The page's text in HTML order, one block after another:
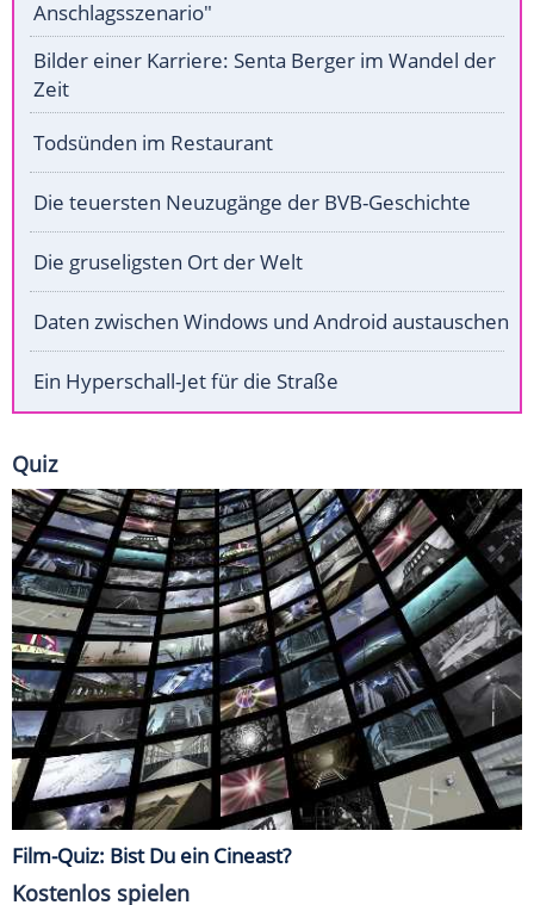
Anschlagsszenario"
Bilder einer Karriere: Senta Berger im Wandel der
Zeit
Todsünden im Restaurant
Die teuersten Neuzugänge der BVB-Geschichte
Die gruseligsten Ort der Welt
Daten zwischen Windows und Android austauschen
Ein Hyperschall-Jet für die Straße
Quiz
Film-Quiz: Bist Du ein Cineast?
Kostenlos spielen